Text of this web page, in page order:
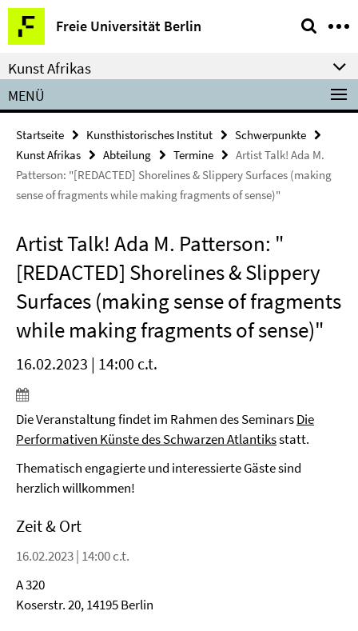
Springe
direkt
zu
Inhalt
Freie Universität Berlin
Service-
Navigation
Kunst Afrikas
MENÜ
Startseite Kunsthistorisches Institut
Schwerpunkte
Kunst Afrikas
Abteilung Termine
Artist Talk! Ada M.
Patterson: "[REDACTED] Shorelines & Slippery Surfaces (making
sense of fragments while making fragments of sense)"
Artist Talk! Ada M. Patterson: "
[REDACTED] Shorelines & Slippery
Surfaces (making sense of fragments
while making fragments of sense)"
16.02.2023 | 14:00 c.t.
Die Veranstaltung findet im Rahmen des SeminarsDie
Performativen Künste des Schwarzen Atlantiksstatt.
Thematisch engagierte und interessierte Gäste sind
herzlich willkommen!
Zeit & Ort
16.02.2023 | 14:00 c.t.
A 320
Koserstr. 20, 14195 Berlin